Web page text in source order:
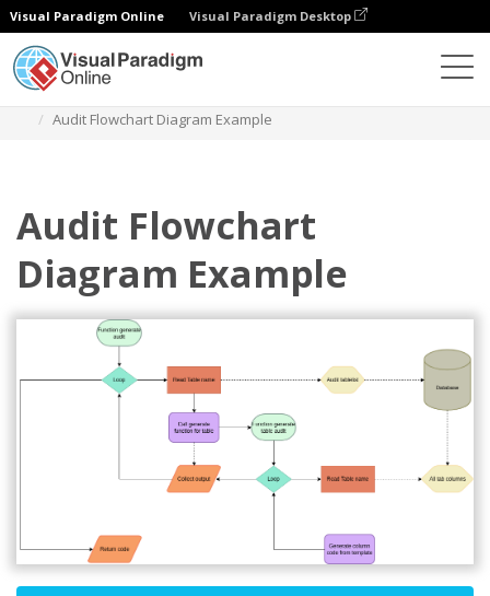
Visual Paradigm Online Visual Paradigm Desktop
Audit Flowchart Diagram Example
Audit Flowchart
Diagram Example